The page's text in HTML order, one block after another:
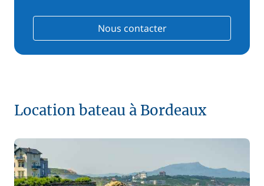
Nous contacter
Location bateau à Bordeaux